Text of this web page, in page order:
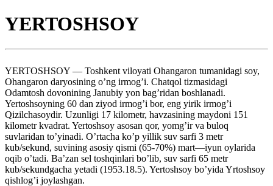
YERTOSHSOY
YERTOSHSOY — Toshkent viloyati Ohangaron tumanidagi soy,
Ohangaron daryosining o’ng irmog’i. Chatqol tizmasidagi
Odamtosh dovonining Janubiy yon bag’ridan boshlanadi.
Yertoshsoyning 60 dan ziyod irmog’i bor, eng yirik irmog’i
Qizilchasoydir. Uzunligi 17 kilometr, havzasining maydoni 151
kilometr kvadrat. Yertoshsoy asosan qor, yomg’ir va buloq
suvlaridan to’yinadi. O’rtacha ko’p yillik suv sarfi 3 metr
kub/sekund, suvining asosiy qismi (65-70%) mart—iyun oylarida
oqib o’tadi. Ba’zan sel toshqinlari bo’lib, suv sarfi 65 metr
kub/sekundgacha yetadi (1953.18.5). Yertoshsoy bo’yida Yrtoshsoy
qishlog’i joylashgan.